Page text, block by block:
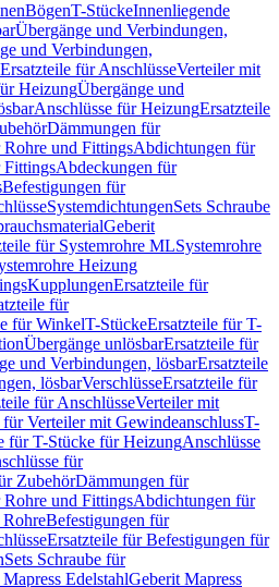
BögenT-StückeInnenliegende
Übergänge und Verbindungen,
und Verbindungen,
Ersatzteile für AnschlüsseVerteiler mit
HeizungÜbergänge und
Anschlüsse für HeizungErsatzteile
Dämmungen für
und FittingsAbdichtungen für
FittingsAbdeckungen für
Befestigungen für
SystemdichtungenSets Schraube
Geberit
für Systemrohre MLSystemrohre
Heizung
KupplungenErsatzteile für
für
für WinkelT-StückeErsatzteile für T-
Übergänge unlösbarErsatzteile für
und Verbindungen, lösbarErsatzteile
lösbarVerschlüsseErsatzteile für
für AnschlüsseVerteiler mit
für Verteiler mit GewindeanschlussT-
für T-Stücke für HeizungAnschlüsse
für
ZubehörDämmungen für
und FittingsAbdichtungen für
Befestigungen für
Ersatzteile für Befestigungen für
Sets Schraube für
EdelstahlGeberit Mapress